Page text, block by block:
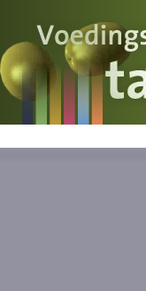
Voedingswaarde
Wat is wat?